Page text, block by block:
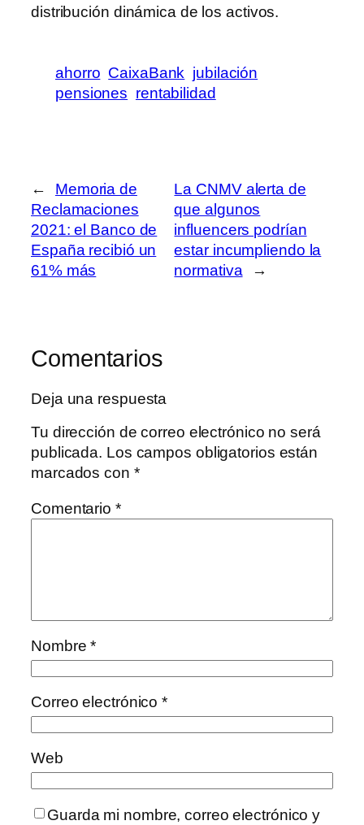
distribución dinámica de los activos.
ahorro CaixaBank jubilación
pensiones rentabilidad
←
Memoria de
Reclamaciones
2021: el Banco de
España recibió un
61% más
La CNMV alerta de
que algunos
influencers podrían
estar incumpliendo la
normativa
→
Comentarios
Deja una respuesta
Tu dirección de correo electrónico no será
publicada. Los campos obligatorios están
marcados con *
Comentario *
Nombre*
Correo electrónico*
Web
Guarda mi nombre, correo electrónico y